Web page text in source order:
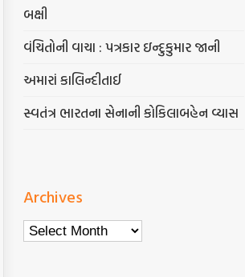
બક્ષી
વંચિતોની વાચા : પત્રકાર ઇન્દુકુમાર જાની
અમારાં કાલિન્દીતાઈ
સ્વતંત્ર ભારતના સેનાની કોકિલાબહેન વ્યાસ
Archives
Archives